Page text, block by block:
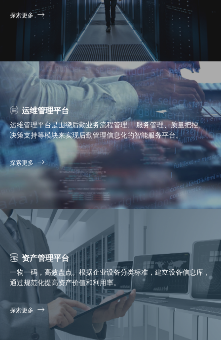
探索更多
运维管理平台
运维管理平台是围绕后勤业务流程管理、 服务管理、质量把控、
决策支持等模块来实现后勤管理信息化的智能服务平台。
探索更多
资产管理平台
一物一码，高效盘点。根据企业设备分类标准，建立设备信息库，
通过规范化提高资产价值和利用率。
探索更多